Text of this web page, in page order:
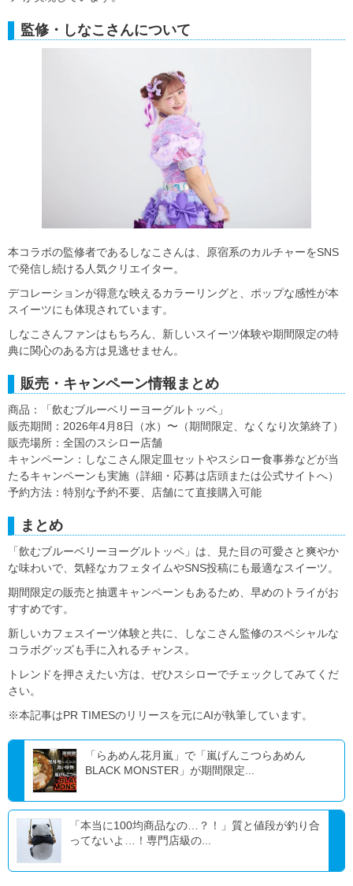
監修・しなこさんについて
本コラボの監修者であるしなこさんは、原宿系のカルチャーをSNS
で発信し続ける人気クリエイター。
デコレーションが得意な映えるカラーリングと、ポップな感性が本
スイーツにも体現されています。
しなこさんファンはもちろん、新しいスイーツ体験や期間限定の特
典に関心のある方は見逃せません。
販売・キャンペーン情報まとめ
商品：「飲むブルーベリーヨーグルトッペ」
販売期間：2026年4月8日（水）〜（期間限定、なくなり次第終了）
販売場所：全国のスシロー店舗
キャンペーン：しなこさん限定皿セットやスシロー食事券などが当
たるキャンペーンも実施（詳細・応募は店頭または公式サイトへ）
予約方法：特別な予約不要、店舗にて直接購入可能
まとめ
「飲むブルーベリーヨーグルトッペ」は、見た目の可愛さと爽やか
な味わいで、気軽なカフェタイムやSNS投稿にも最適なスイーツ。
期間限定の販売と抽選キャンペーンもあるため、早めのトライがお
すすめです。
新しいカフェスイーツ体験と共に、しなこさん監修のスペシャルな
コラボグッズも手に入れるチャンス。
トレンドを押さえたい方は、ぜひスシローでチェックしてみてくだ
さい。
※本記事はPR TIMESのリリースを元にAIが執筆しています。
「らあめん花月嵐」で「嵐げんこつらあめん
BLACK MONSTER」が期間限定...
「本当に100均商品なの…？！」質と値段が釣り合
ってないよ…！専門店級の...